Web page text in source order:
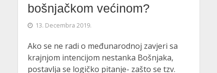
bošnjačkom većinom?
13. Decembra 2019.
Ako se ne radi o međunarodnoj zavjeri sa
krajnjom intencijom nestanka Bošnjaka,
postavlja se logičko pitanje- zašto se tzv.